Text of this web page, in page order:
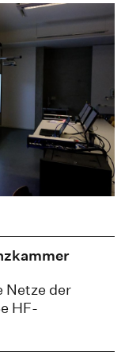
Netze der
HF-